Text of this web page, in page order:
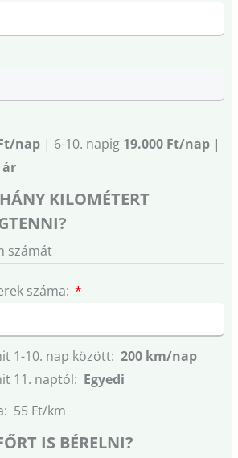
nap | 6-10. napig 19.000 Ft/nap |
ár
KILOMÉTERT
számát
száma:
1-10. nap között: 200 km/nap
11. naptól: Egyedi
55 Ft/km
IS BÉRELNI?